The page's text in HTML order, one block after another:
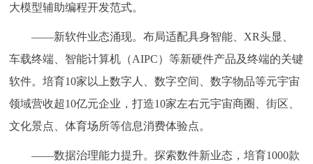
大模型辅助编程开发范式。
——新软件业态涌现。布局适配具身智能、XR头显、
车载终端、智能计算机（AIPC）等新硬件产品及终端的关键
软件。培育10家以上数字人、数字空间、数字物品等元宇宙
领域营收超10亿元企业，打造10家左右元宇宙商圈、街区、
文化景点、体育场所等信息消费体验点。
——数据治理能力提升。探索数件新业态，培育1000款